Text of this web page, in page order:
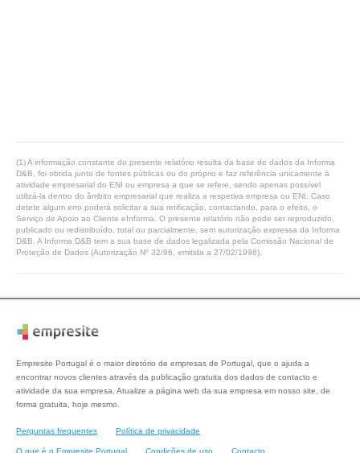
(1) A informação constante do presente relatório resulta da base de dados da Informa
D&B, foi obtida junto de fontes públicas ou do próprio e faz referência unicamente à
atividade empresarial do ENI ou empresa a que se refere, sendo apenas possível
utilizá-la dentro do âmbito empresarial que realiza a respetiva empresa ou ENI. Caso
detete algum erro poderá solicitar a sua retificação, contactando, para o efeito, o
Serviço de Apoio ao Cliente eInforma. O presente relatório não pode ser reproduzido,
publicado ou redistribuído, total ou parcialmente, sem autorização expressa da Informa
D&B. A Informa D&B tem a sua base de dados legalizada pela Comissão Nacional de
Proteção de Dados (Autorização Nº 32/96, emitida a 27/02/1996).
Empresite Portugal é o maior diretório de empresas de Portugal, que o ajuda a
encontrar novos clientes através da publicação gratuita dos dados de contacto e
atividade da sua empresa. Atualize a página web da sua empresa em nosso site, de
forma gratuita, hoje mesmo.
Perguntas frequentes Política de privacidade